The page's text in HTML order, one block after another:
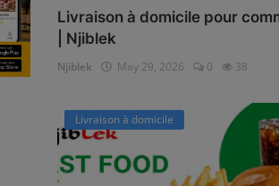
Livraison à domicile pour
| Njiblek
Njiblek May 29, 2026 0 38
Livraison à domicile